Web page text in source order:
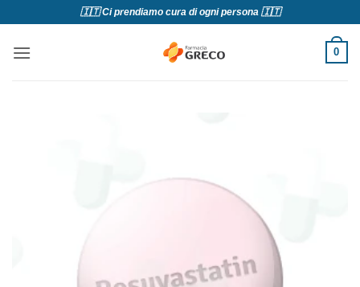
contenuti
🇮🇹 Ci prendiamo cura di ogni persona 🇮🇹
0